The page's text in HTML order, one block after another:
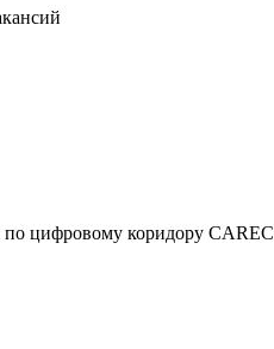
по цифровому коридору CAREC